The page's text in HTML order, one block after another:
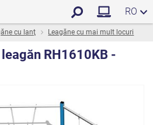
RO
cu lanţ Leagăne cu mai mult locuri
RH1610KB -